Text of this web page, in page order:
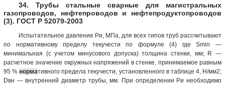
34. Трубы стальные сварные для магистральных
газопроводов, нефтепроводов и нефтепродуктопроводов
(3). ГОСТ Р 52079-2003
Испытательное давление Ри, МПа, для всех типов труб рассчитывают
по нормативному пределу текучести по формуле (4) где Smin —
минимальная (с учетом минусового допуска) толщина стенки, мм; R —
расчетное значение окружных напряжений в стенке, принимаемое равным
95 %нормативного предела текучести, установленного в таблице 4, Н/мм2;
Dвн — внутренний диаметр трубы, мм. При определении Ри необходимо